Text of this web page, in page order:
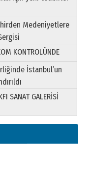
Medeniyetlere
KONTROLÜNDE
İstanbul’un
SANAT GALERİSİ
Şirin’e